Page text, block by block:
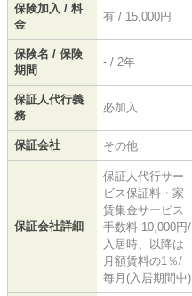
保険加入 / 料
金
有 / 15,000円
保険名 / 保険
期間
- / 2年
保証人代行義
務
必加入
保証会社 その他
保証会社詳細
保証人代行サー
ビス保証料・家
賃集金サービス
手数料 10,000円/
入居時、以降は
月額賃料の1％/
毎月(入居期間中)